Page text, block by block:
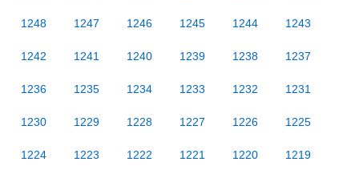
1248 1247 1246 1245 1244 1243
1242 1241 1240 1239 1238 1237
1236 1235 1234 1233 1232 1231
1230 1229 1228 1227 1226 1225
1224 1223 1222 1221 1220 1219